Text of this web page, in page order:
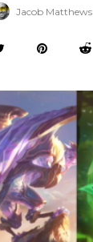
Jacob Matthews